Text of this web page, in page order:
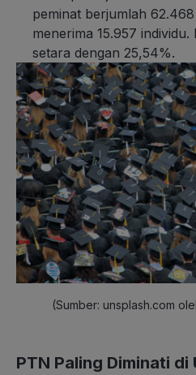
peminat berjumlah
menerima 15.957 individu.
setara dengan 25,54%.
(Sumber: unsplash.com
PTN Paling Diminati di